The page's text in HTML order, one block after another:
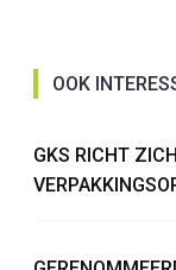
OOK
GKS RICHT